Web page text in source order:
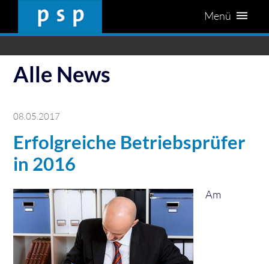
Menü
Alle News
08.05.2017
Erfolgreiche Betriebsprüfer
in 2016
Am